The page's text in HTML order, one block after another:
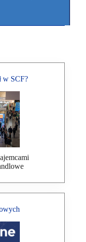
w SCF?